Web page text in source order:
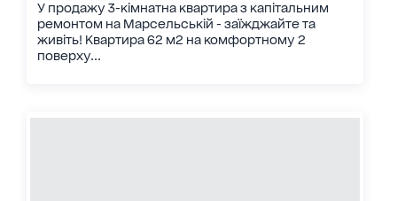
У продажу 3-кімнатна квартира з капітальним
ремонтом на Марсельській - заїжджайте та
живіть! Квартира 62 м2 на комфортному 2
поверху...